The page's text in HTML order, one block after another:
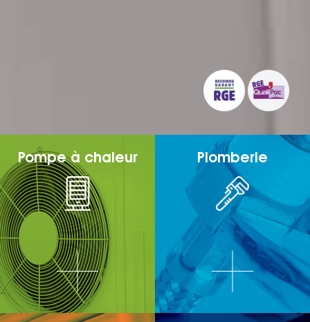
Pompe à chaleur Plomberie